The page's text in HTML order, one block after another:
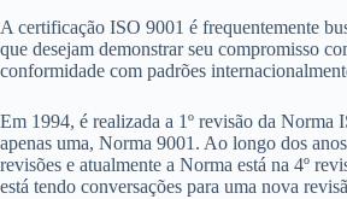
A certificação ISO 9001 é frequentemente
que desejam demonstrar seu compromisso
conformidade com padrões
Em 1994, é realizada a 1º revisão da Norma
apenas uma, Norma 9001. Ao longo dos
revisões e atualmente a Norma está na 4º
está tendo conversações para uma nova